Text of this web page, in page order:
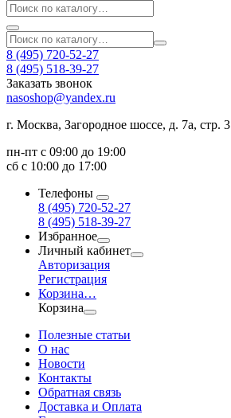
8 (495) 720-52-27
8 (495) 518-39-27
Заказать звонок
nasoshop@yandex.ru
г. Москва, Загородное шоссе, д. 7а, стр. 3
пн-пт с 09:00 до 19:00
сб с 10:00 до 17:00
Телефоны
8 (495) 720-52-27
8 (495) 518-39-27
Избранное
Личный кабинет
Авторизация
Регистрация
Корзина…
Корзина
Полезные статьи
О нас
Новости
Контакты
Обратная связь
Доставка и Оплата